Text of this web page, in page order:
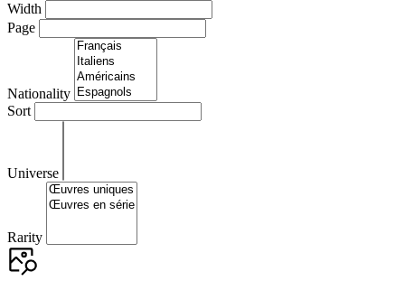
Width
Page
Nationality
Sort
Universe
Rarity